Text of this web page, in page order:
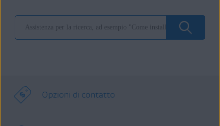
Opzioni di contatto